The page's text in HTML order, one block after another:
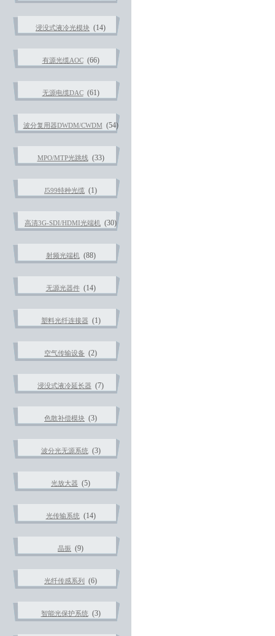
浸没式液冷光模块 (14)
有源光缆AOC(66)
无源电缆DAC(61)
波分复用器DWDM/CWDM (54)
MPO/MTP光跳线(33)
J599特种光缆 (1)
高清3G-SDI/HDMI光端机 (30)
射频光端机(88)
无源光器件(14)
塑料光纤连接器 (1)
空气传输设备 (2)
浸没式液冷延长器 (7)
色散补偿模块 (3)
波分光无源系统(3)
光放大器 (5)
光传输系统(14)
晶振 (9)
光纤传感系列 (6)
智能光保护系统(3)